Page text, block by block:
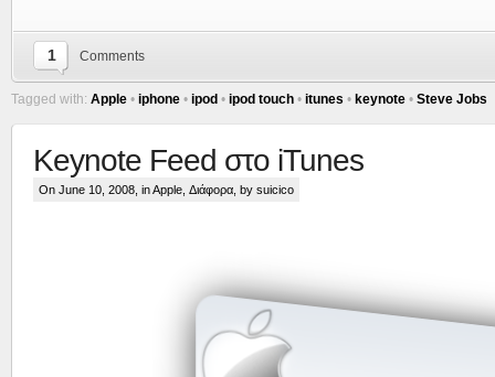
1 Comments
Tagged with: Apple • iphone • ipod • ipod touch • itunes • keynote • Steve Jobs
Keynote Feed στο iTunes
On June 10, 2008, inApple Διάφορα , by suicico